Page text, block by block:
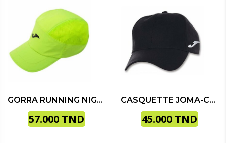
GORRA RUNNING NIGHT MULTICOLOR JOMA
57.000 TND
CASQUETTE JOMA-CLASSIC NOIRE
45.000 TND